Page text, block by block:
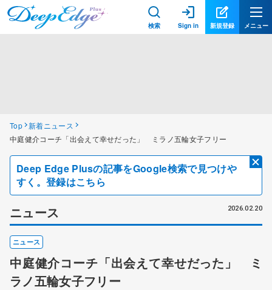
検索 Sign in 新規登録 メニュー
Top 新着ニュース
中庭健介コーチ「出会えて幸せだった」 ミラノ五輪女子フリー
Deep Edge Plusの記事をGoogle検索で見つけや
すく。登録はこちら
ニュース 2026.02.20
ニュース
中庭健介コーチ「出会えて幸せだった」 ミ
ラノ五輪女子フリー